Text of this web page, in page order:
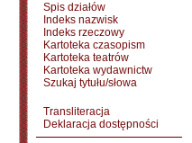
Spis działów
Indeks nazwisk
Indeks rzeczowy
Kartoteka czasopism
Kartoteka teatrów
Kartoteka wydawnictw
Szukaj tytułu/słowa
Transliteracja
Deklaracja dostępności